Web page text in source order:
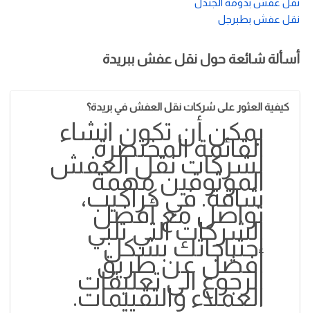
نقل عفش بدومة الجندل
نقل عفش بطبرجل
أسألة شائعة حول نقل عفش ببريدة
كيفية العثور على شركات نقل العفش في بريدة؟
يمكن أن تكون انشاء
القائمة المختصرة
لشركات نقل العفش
الموثوقين مهمة
شاقة. في كراكيب،
تواصل مع أفضل
الشركات التي تلبي
احتياجاتك بشكل
أفضل عن طريق
الرجوع الى تعليقات
العملاء والتقييمات.